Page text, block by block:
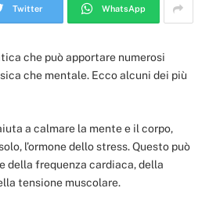
Twitter WhatsApp
che può apportare numerosi
che mentale. Ecco alcuni dei più
a calmare la mente e il corpo,
l’ormone dello stress. Questo può
della frequenza cardiaca, della
tensione muscolare.